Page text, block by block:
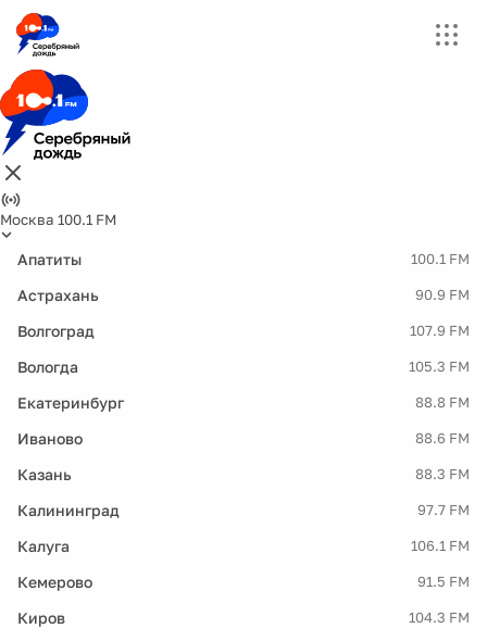
Москва 100.1 FM
Апатиты 100.1 FM
Астрахань 90.9 FM
Волгоград 107.9 FM
Вологда 105.3 FM
Екатеринбург 88.8 FM
Иваново 88.6 FM
Казань 88.3 FM
Калининград 97.7 FM
Калуга 106.1 FM
Кемерово 91.5 FM
Киров 104.3 FM